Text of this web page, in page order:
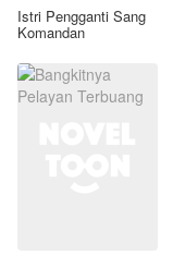
Istri Pengganti Sang
Komandan